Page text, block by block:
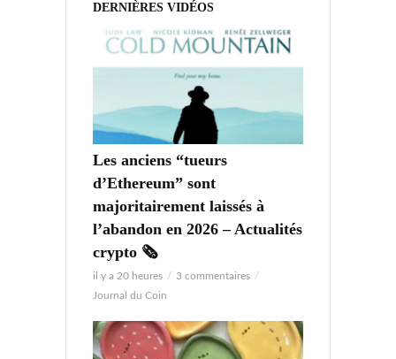
DERNIÈRES VIDÉOS
Les anciens “tueurs
d’Ethereum” sont
majoritairement laissés à
l’abandon en 2026 – Actualités
crypto 🗞️
il y a 20 heures
3 commentaires
Journal du Coin